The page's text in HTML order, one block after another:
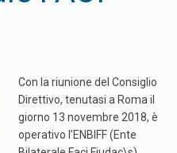
Con la riunione del Consiglio
Direttivo, tenutasi a Roma il
giorno 13 novembre 2018, è
operativo l’ENBIFF (Ente